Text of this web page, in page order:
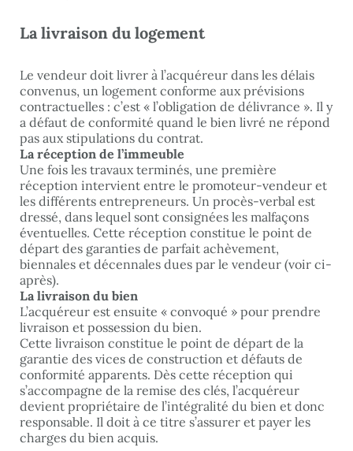
La livraison du logement
Le vendeur doit livrer à l’acquéreur dans les délais
convenus, un logement conforme aux prévisions
contractuelles : c’est « l’obligation de délivrance ». Il y
a défaut de conformité quand le bien livré ne répond
pas aux stipulations du contrat.
La réception de l’immeuble
Une fois les travaux terminés, une première
réception intervient entre le promoteur-vendeur et
les différents entrepreneurs. Un procès-verbal est
dressé, dans lequel sont consignées les malfaçons
éventuelles. Cette réception constitue le point de
départ des garanties de parfait achèvement,
biennales et décennales dues par le vendeur (voir ci-
après).
La livraison du bien
L’acquéreur est ensuite « convoqué » pour prendre
livraison et possession du bien.
Cette livraison constitue le point de départ de la
garantie des vices de construction et défauts de
conformité apparents. Dès cette réception qui
s’accompagne de la remise des clés, l’acquéreur
devient propriétaire de l’intégralité du bien et donc
responsable. Il doit à ce titre s’assurer et payer les
charges du bien acquis.